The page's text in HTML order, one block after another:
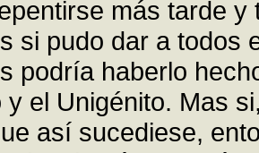
más tarde
si pudo dar a todos
podría haberlo
y el Unigénito. Mas
así sucediese,